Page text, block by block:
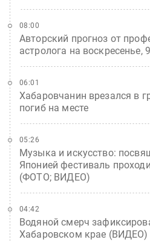
Авторский прогноз от
астролога на воскресенье,
08:00
Хабаровчанин врезался в
погиб на месте
06:01
Музыка и искусство:
Японией фестиваль
(ФОТО; ВИДЕО)
05:26
Водяной смерч
Хабаровском крае (ВИДЕО)
04:42